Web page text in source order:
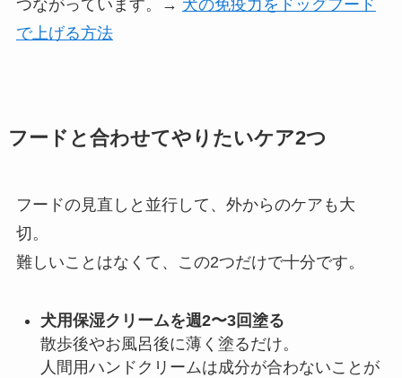
つながっています。→ 犬の免疫力をドッグフード
で上げる方法
フードと合わせてやりたいケア2つ
フードの見直しと並行して、外からのケアも大
切。
難しいことはなくて、この2つだけで十分です。
犬用保湿クリームを週2〜3回塗る
散歩後やお風呂後に薄く塗るだけ。
人間用ハンドクリームは成分が合わないことが